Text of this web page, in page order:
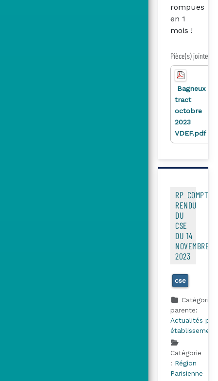
rompues
en 1
mois !
Pièce(s) jointe(s)
Bagneux
tract
octobre
2023
VDEF.pdf
RP_COMPTE
RENDU
DU
CSE
DU 14
NOVEMBRE
2023
cse
Catégorie
parente:
Actualités par
Catégorie
: Région
Parisienne